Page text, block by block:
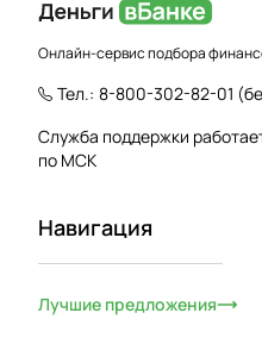
Онлайн-сервис подбора
Тел.: 8-800-302-82-01
Служба поддержки
по МСК
Навигация
Лучшие предложения